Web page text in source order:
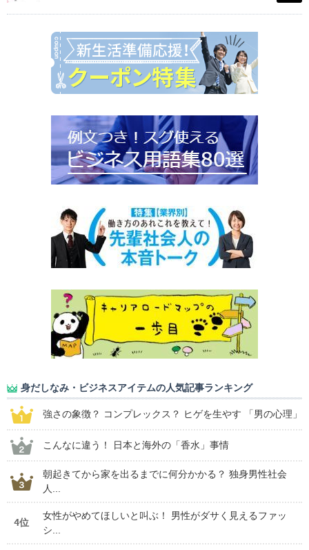
身だしなみ・ビジネスアイテムの人気記事ランキング
強さの象徴？ コンプレックス？ ヒゲを生やす 「男の心理」
こんなに違う！ 日本と海外の「香水」事情
朝起きてから家を出るまでに何分かかる？ 独身男性社会
人...
4位
女性がやめてほしいと叫ぶ！ 男性がダサく見えるファッ
シ...